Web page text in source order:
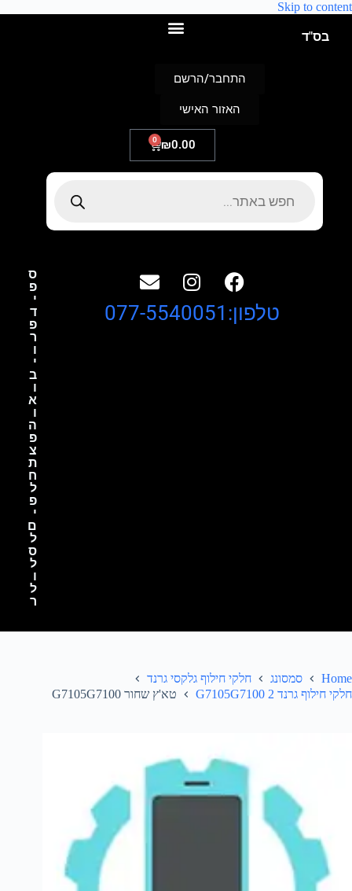
Skip to content
בס"ד
₪0.00
0
התחבר/הרשם
האזור האישי
ס
פ
י
ד
פ
ר
ו
י
ב
ו
א
ו
ה
פ
צ
ת
ח
ל
פ
י
ם
ל
ס
ל
ו
ל
ר
טלפון:077-5540051
Home סמסונג
חלקי חילוף גלקסי גרנד
חלקי חילוף גרנד 2 G7105G7100
טא'ץ שחור G7105G7100